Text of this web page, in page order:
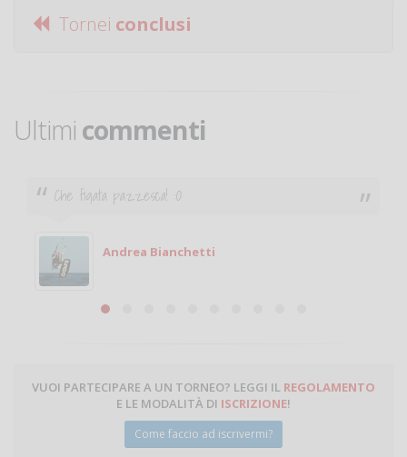
Tornei conclusi
Ultimi commenti
Che figata pazzesca! :O
Andrea Bianchetti
VUOI PARTECIPARE A UN TORNEO? LEGGI IL REGOLAMENTO
E LE MODALITÀ DI ISCRIZIONE!
Come faccio ad iscrivermi?